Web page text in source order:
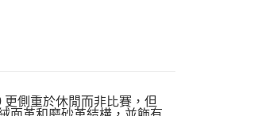
側重於休閒而非比賽，但